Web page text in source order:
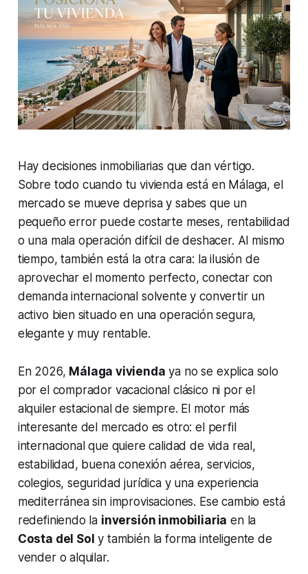
Hay decisiones inmobiliarias que dan vértigo.
Sobre todo cuando tu vivienda está en Málaga, el
mercado se mueve deprisa y sabes que un
pequeño error puede costarte meses, rentabilidad
o una mala operación difícil de deshacer. Al mismo
tiempo, también está la otra cara: la ilusión de
aprovechar el momento perfecto, conectar con
demanda internacional solvente y convertir un
activo bien situado en una operación segura,
elegante y muy rentable.
En 2026, Málaga vivienda ya no se explica solo
por el comprador vacacional clásico ni por el
alquiler estacional de siempre. El motor más
interesante del mercado es otro: el perfil
internacional que quiere calidad de vida real,
estabilidad, buena conexión aérea, servicios,
colegios, seguridad jurídica y una experiencia
mediterránea sin improvisaciones. Ese cambio está
redefiniendo la inversión inmobiliaria en la
Costa del Sol y también la forma inteligente de
vender o alquilar.